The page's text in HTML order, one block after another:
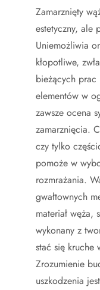
Zamarznięty
estetyczny, ale
Uniemożliwia
kłopotliwe,
bieżących
elementów w
zawsze ocena
zamarznięcia.
czy tylko
pomoże w
rozmrażania.
gwałtownych
materiał węża,
wykonany z
stać się kruche
Zrozumienie
uszkodzenia